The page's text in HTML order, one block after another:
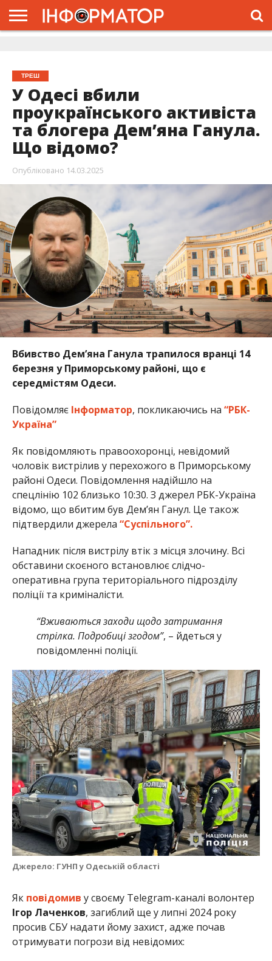
ТРЕШ
У Одесі вбили
проукраїнського активіста
та блогера Дем’яна Ганула.
Що відомо?
Опубліковано 14.03.2025
Вбивство Дем’яна Ганула трапилося вранці 14
березня у Приморському районі, що є
середмістям Одеси.
Повідомляє Інформатор, покликаючись на “РБК-
Україна”
Як повідомляють правоохоронці, невідомий
чоловік вистрілив у перехожого в Приморському
районі Одеси. Повідомлення надійшло на
спецлінію 102 близько 10:30. З джерел РБК-Україна
відомо, що вбитим був Дем’ян Ганул. Це також
підтвердили джерела “Суспільного”.
Нападник після вистрілу втік з місця злочину. Всі
обставини скоєного встановлює слідчо-
оперативна група територіального підрозділу
поліції та криміналісти.
“Вживаються заходи щодо затримання
стрілка. Подробиці згодом”, – йдеться у
повідомленні поліції.
Джерело: ГУНП у Одеській області
Як повідомив у своєму Telegram-каналі волонтер
Ігор Лаченков, загиблий ще у липні 2024 року
просив СБУ надати йому захист, адже почав
отримувати погрози від невідомих: